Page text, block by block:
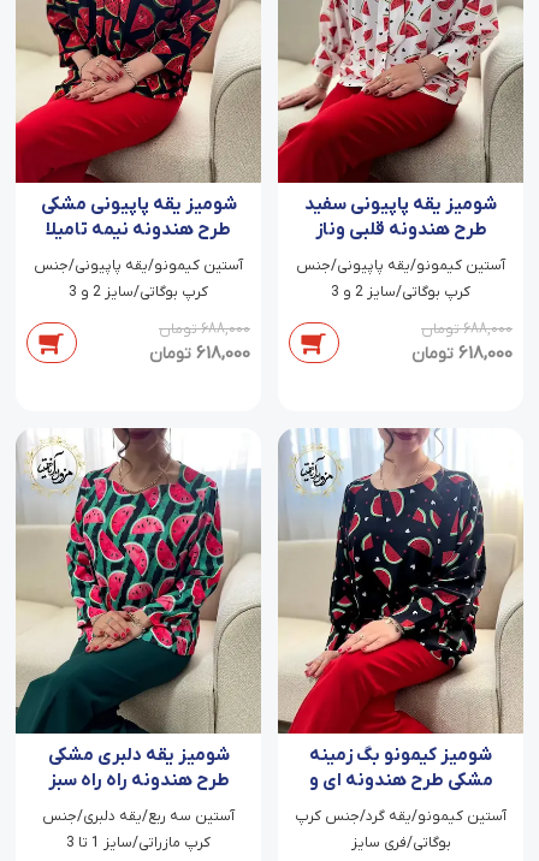
شومیز یقه پاپیونی سفید
طرح هندونه قلبی وناز
آستین کیمونو/یقه پاپیونی/جنس
کرپ بوگاتی/سایز 2 و 3
688,000تومان
618,000 تومان
شومیز یقه پاپیونی مشکی
طرح هندونه نیمه تامیلا
آستین کیمونو/یقه پاپیونی/جنس
کرپ بوگاتی/سایز 2 و 3
688,000تومان
618,000 تومان
شومیز کیمونو بگ زمینه
مشکی طرح هندونه ای و
قلب ریز آسوده
آستین کیمونو/یقه گرد/جنس کرپ
بوگاتی/فری سایز
شومیز یقه دلبری مشکی
طرح هندونه راه راه سبز
کژین
آستین سه ربع/یقه دلبری/جنس
کرپ مازراتی/سایز 1 تا 3